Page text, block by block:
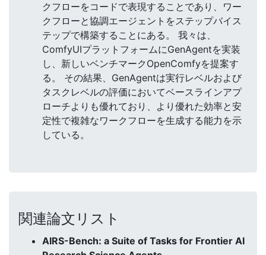
クフローをコードで表現することであり、ワー
クフローと協調エージェントをステップバイス
テップで構築することにある。 我々は、
ComfyUIプラットフォームにGenAgentを実装
し、新しいベンチマークOpenComfyを提案す
る。 その結果、GenAgentは実行レベルおよび
タスクレベルの評価においてベースラインアプ
ローチよりも優れており、より優れた効率と安
定性で複雑なワークフローを生成する能力を示
している。
関連論文リスト
AIRS-Bench: a Suite of Tasks for Frontier AI